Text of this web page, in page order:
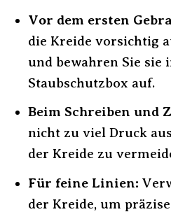
Vor dem ersten
die Kreide vorsichtig
und bewahren Sie sie
Staubschutzbox auf.
Beim Schreiben und
nicht zu viel Druck
der Kreide zu
Für feine Linien:
der Kreide, um